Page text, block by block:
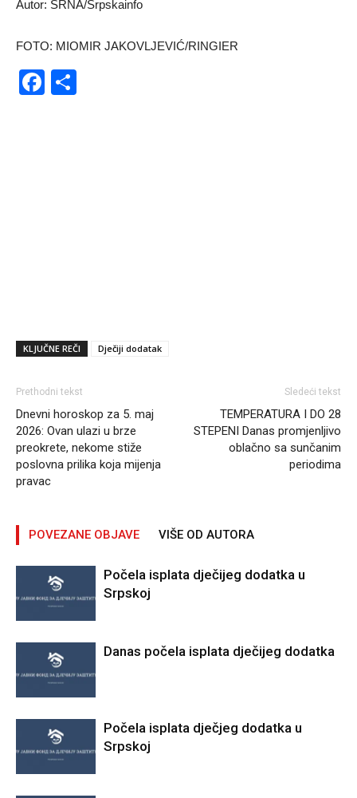
Autor: SRNA/Srpskainfo
FOTO: MIOMIR JAKOVLJEVIĆ/RINGIER
Facebook
KLJUČNE REČI Dječiji dodatak
Prethodni tekst
Dnevni horoskop za 5. maj
2026: Ovan ulazi u brze
preokrete, nekome stiže
poslovna prilika koja mijenja
pravac
Sledeći tekst
TEMPERATURA I DO 28
STEPENI Danas promjenljivo
oblačno sa sunčanim
periodima
POVEZANE OBJAVE VIŠE OD AUTORA
Počela isplata dječijeg dodatka u
Srpskoj
Danas počela isplata dječijeg dodatka
Počela isplata dječjeg dodatka u
Srpskoj